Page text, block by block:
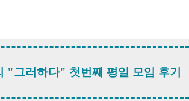
"그러하다" 첫번째 평일 모임 후기